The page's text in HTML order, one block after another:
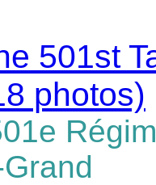
501st
photos)